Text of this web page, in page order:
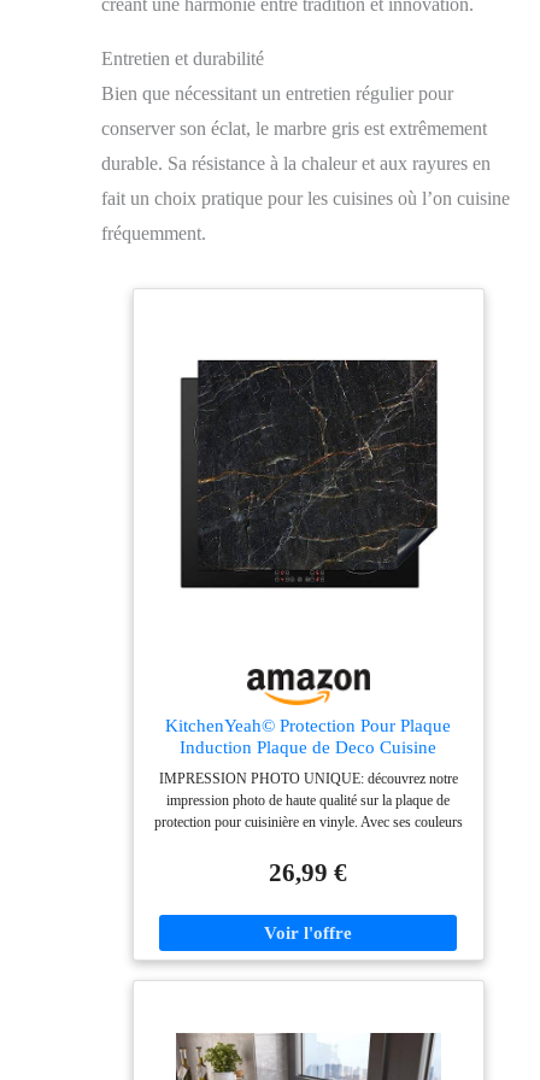
Entretien et durabilité
Bien que nécessitant un entretien régulier pour
conserver son éclat, le marbre gris est extrêmement
durable. Sa résistance à la chaleur et aux rayures en
fait un choix pratique pour les cuisines où l’on cuisine
fréquemment.
KitchenYeah© Protection Pour Plaque
Induction Plaque de Deco Cuisine
IMPRESSION PHOTO UNIQUE: découvrez notre
impression photo de haute qualité sur la plaque de
protection pour cuisinière en vinyle. Avec ses couleurs
l'induction apporte une touche d'originalité à votre
cuisine. Notre protege plaque vitrocéramique contre
modernes et traditionnelles. PROTECTION PLAQUE
INDUCTION EFFICACE CONTRE LES
longtemps. Attention! Vous ne pouvez pas cuisiner sur
cette protection à induction et vous ne devez pas la
26,99 €